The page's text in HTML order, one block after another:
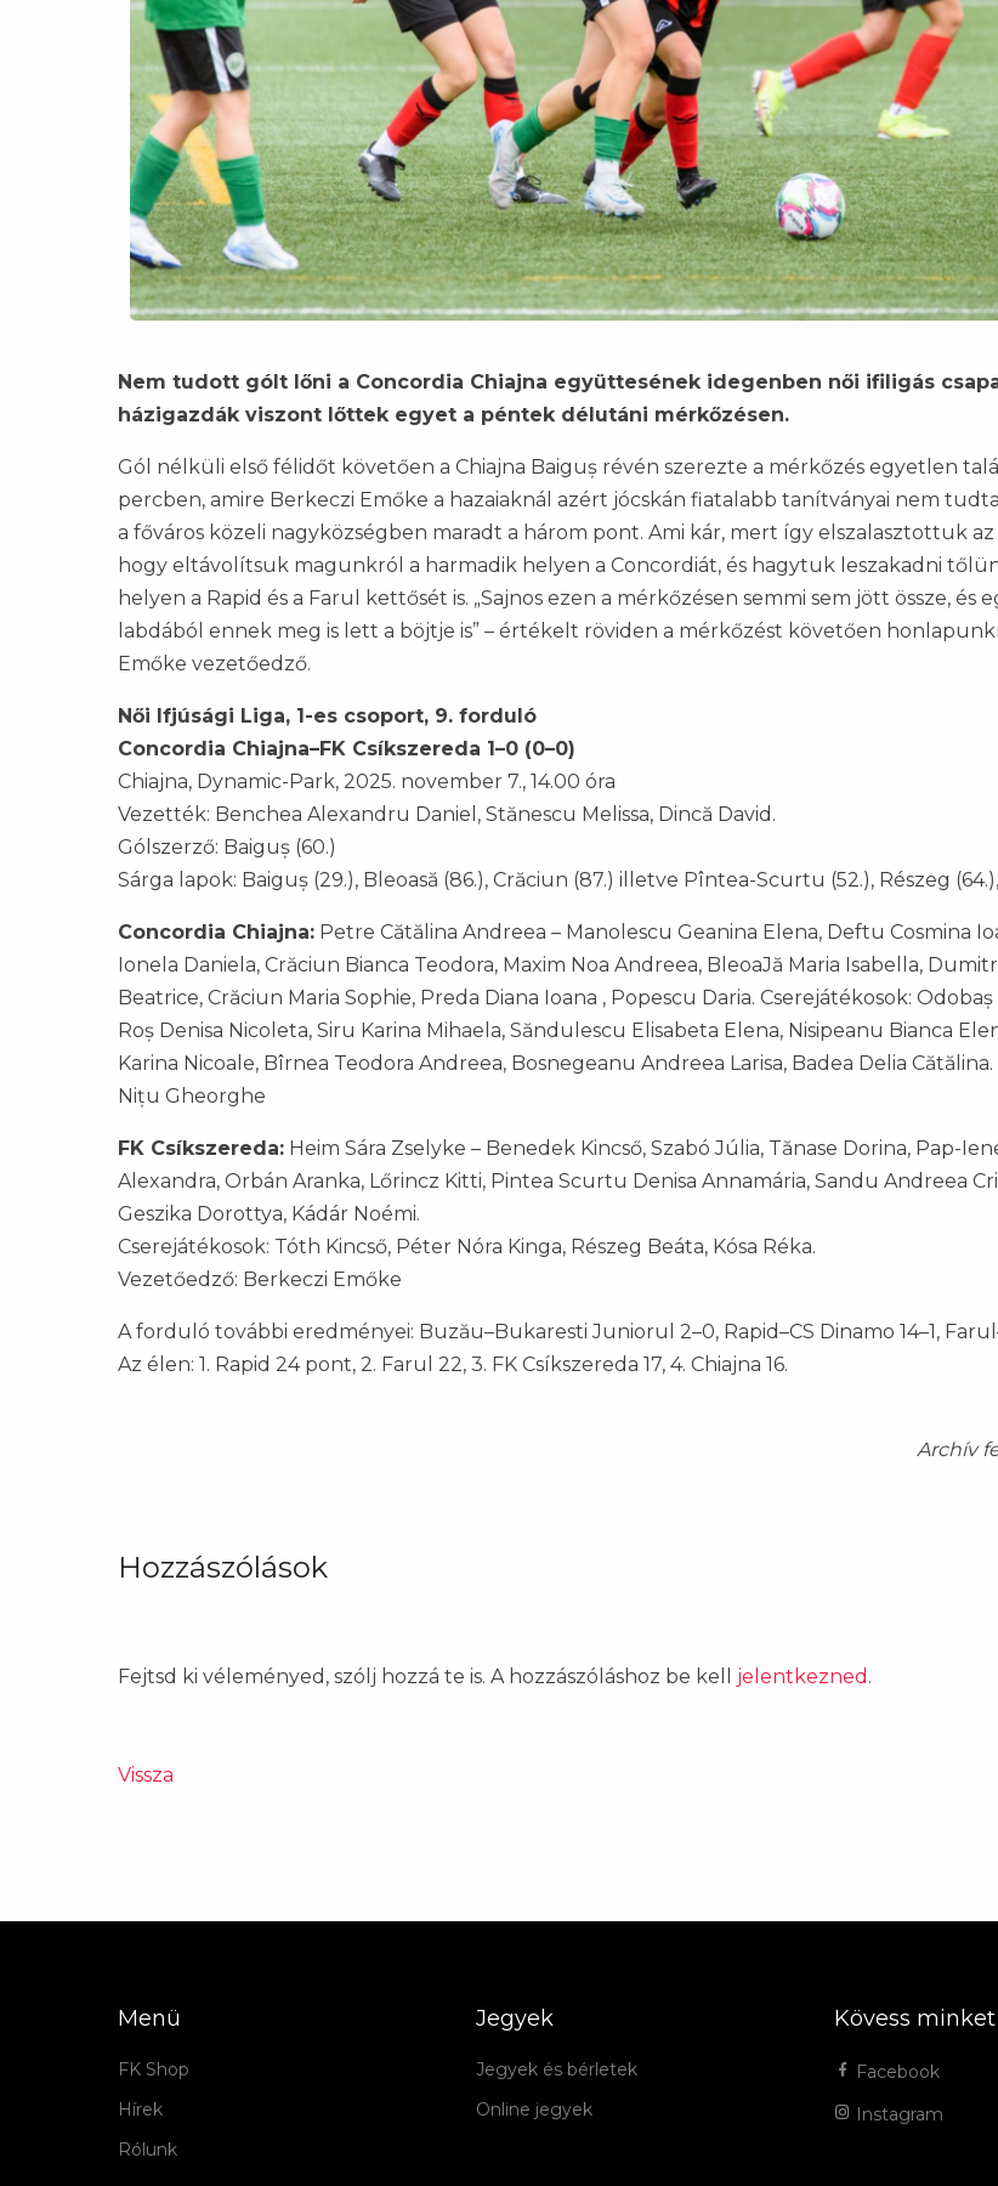
Nem tudott gólt lőni a Concordia Chiajna együttesének idegenben női ifiligás
házigazdák viszont lőttek egyet a péntek délutáni mérkőzésen.
Gól nélküli első félidőt követően a Chiajna Baiguș révén szerezte a mérkőzés egyetlen
percben, amire Berkeczi Emőke a hazaiaknál azért jócskán fiatalabb tanítványai nem
a főváros közeli nagyközségben maradt a három pont. Ami kár, mert így elszalasztottuk
hogy eltávolítsuk magunkról a harmadik helyen a Concordiát, és hagytuk leszakadni
helyen a Rapid és a Farul kettősét is. „Sajnos ezen a mérkőzésen semmi sem jött össze, és
labdából ennek meg is lett a böjtje is” – értékelt röviden a mérkőzést követően
Emőke vezetőedző.
Női Ifjúsági Liga, 1-es csoport, 9. forduló
Concordia Chiajna–FK Csíkszereda 1–0 (0–0)
Chiajna, Dynamic-Park, 2025. november 7., 14.00 óra
Vezették: Benchea Alexandru Daniel, Stănescu Melissa, Dincă David.
Gólszerző: Baiguș (60.)
Sárga lapok: Baiguș (29.), Bleoasă (86.), Crăciun (87.) illetve Pîntea-Scurtu (52.), Részeg
Concordia Chiajna: Petre Cătălina Andreea – Manolescu Geanina Elena, Deftu Cosmina
Ionela Daniela, Crăciun Bianca Teodora, Maxim Noa Andreea, BleoaJă Maria Isabella,
Beatrice, Crăciun Maria Sophie, Preda Diana Ioana , Popescu Daria. Cserejátékosok:
Roș Denisa Nicoleta, Siru Karina Mihaela, Săndulescu Elisabeta Elena, Nisipeanu Bianca
Karina Nicoale, Bîrnea Teodora Andreea, Bosnegeanu Andreea Larisa, Badea Delia
Nițu Gheorghe
FK Csíkszereda: Heim Sára Zselyke – Benedek Kincső, Szabó Júlia, Tănase Dorina, Pap-
Alexandra, Orbán Aranka, Lőrincz Kitti, Pintea Scurtu Denisa Annamária, Sandu Andreea
Geszika Dorottya, Kádár Noémi.
Cserejátékosok: Tóth Kincső, Péter Nóra Kinga, Részeg Beáta, Kósa Réka.
Vezetőedző: Berkeczi Emőke
A forduló további eredményei: Buzău–Bukaresti Juniorul 2–0, Rapid–CS Dinamo 14–1,
Az élen: 1. Rapid 24 pont, 2. Farul 22, 3. FK Csíkszereda 17, 4. Chiajna 16.
Archív
Hozzászólások
Fejtsd ki véleményed, szólj hozzá te is. A hozzászóláshoz be kell jelentkezned .
Vissza
Menü
FK Shop
Hírek
Rólunk
Jegyek
Jegyek és bérletek
Online jegyek
Kövess minket
Facebook
Instagram